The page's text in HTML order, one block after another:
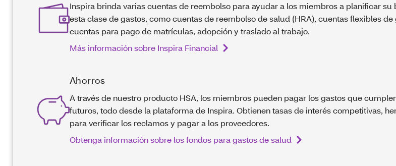
Inspira brinda varias cuentas de reembolso para ayudar a los miembros a planificar
esta clase de gastos, como cuentas de reembolso de salud (HRA), cuentas flexibles
cuentas para pago de matrículas, adopción y traslado al trabajo.
Más información sobre Inspira Financial
Ahorros
A través de nuestro producto HSA, los miembros pueden pagar los gastos que
futuros, todo desde la plataforma de Inspira. Obtienen tasas de interés competitivas,
para verificar los reclamos y pagar a los proveedores.
Obtenga información sobre los fondos para gastos de salud